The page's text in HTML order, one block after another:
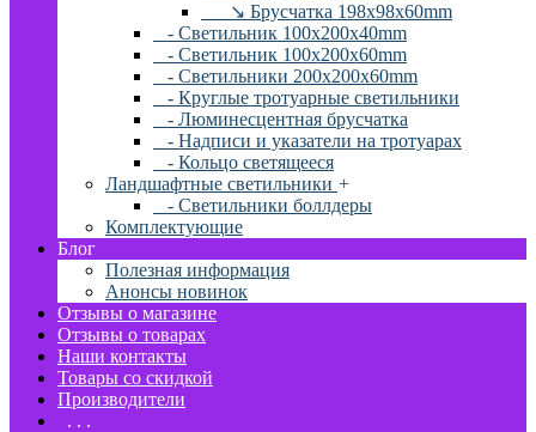
↘ Брусчатка 198x98x60mm
- Светильник 100x200x40mm
- Светильник 100x200x60mm
- Светильники 200x200x60mm
- Круглые тротуарные светильники
- Люминесцентная брусчатка
- Надписи и указатели на тротуарах
- Кольцо светящееся
Ландшафтные светильники +
- Светильники боллдеры
Комплектующие
Блог
Полезная информация
Анонсы новинок
Отзывы о магазине
Отзывы о товарах
Наши контакты
Товары со скидкой
Производители
. . .